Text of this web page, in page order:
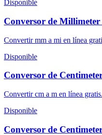
Disponible
Conversor de
Convertir mm a mi en línea
Disponible
Conversor de
Convertir cm a m en línea gratis.
Disponible
Conversor de